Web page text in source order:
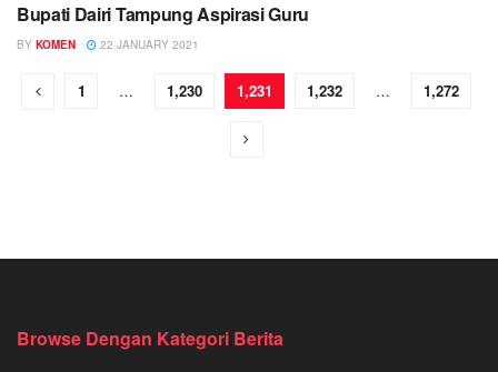
DAIRI
Bupati Dairi Tampung Aspirasi Guru
BY KOMEN 22 JANUARY 2021
1 … 1,230 1,231 1,232 … 1,272
Browse Dengan Kategori Berita